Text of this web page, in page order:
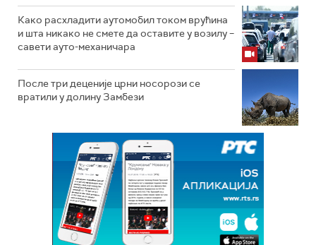
Како расхладити аутомобил током врућина
и шта никако не смете да оставите у возилу –
савети ауто-механичара
После три деценије црни носорози се
вратили у долину Замбези